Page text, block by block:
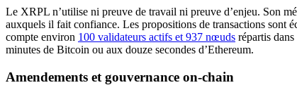
Le XRPL n’utilise ni preuve de travail ni preuve d’enjeu. Son
auxquels il fait confiance. Les propositions de transactions sont
compte environ 100 validateurs actifs et 937 nœuds répartis
minutes de Bitcoin ou aux douze secondes d’Ethereum.
Amendements et gouvernance on-chain